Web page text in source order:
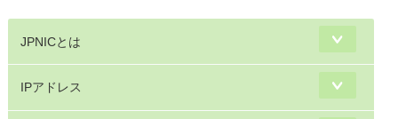
JPNICとは
IPアドレス